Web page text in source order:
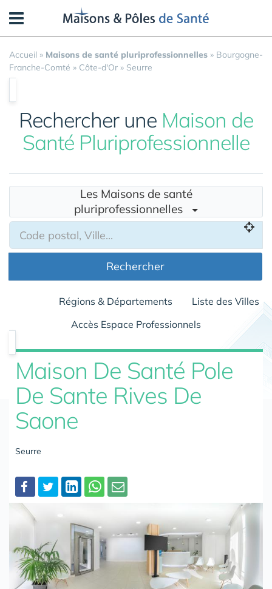
Accueil » Maisons de santé pluriprofessionnelles » Bourgogne-
Franche-Comté » Côte-d'Or » Seurre
Rechercher une Maison de
Santé Pluriprofessionnelle
Les Maisons de santé
pluriprofessionnelles
Rechercher
Régions & Départements
Liste des Villes
Accès Espace Professionnels
Maison De Santé Pole
De Sante Rives De
Saone
Seurre
Partager
Panneau de gestion des cookies